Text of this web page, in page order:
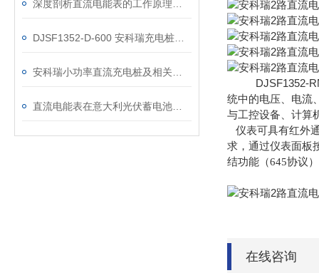
DJSF1352-
统中的电压、电流
与工控设备、计算
仪表可具有红外
求，通过仪表面板
结功能（645协议
在线咨询